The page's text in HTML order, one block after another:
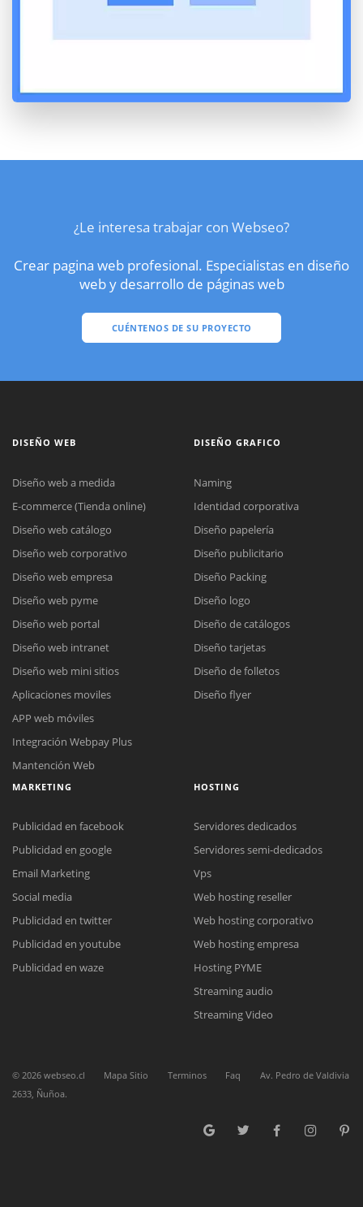
¿Le interesa trabajar con Webseo?
Crear pagina web profesional. Especialistas en diseño
web y desarrollo de páginas web
CUÉNTENOS DE SU PROYECTO
Reunión online
Nuestros ejecutivos le enviarán un correo electrónico con el enlace a
Meet para la reunión online.
Cotización
Complete el formulario y nos contactaremos a la brevedad.
Chat Online
para enviarnos un correo electrónico con sus datos personales.
DISEÑO WEB
Diseño web a medida
E-commerce (Tienda online)
Diseño web catálogo
Diseño web corporativo
Diseño web empresa
Diseño web pyme
Diseño web portal
Diseño web intranet
Diseño web mini sitios
Aplicaciones moviles
APP web móviles
Integración Webpay Plus
Mantención Web
DISEÑO GRAFICO
Naming
Identidad corporativa
Diseño papelería
Diseño publicitario
Diseño Packing
Diseño logo
Diseño de catálogos
Diseño tarjetas
Diseño de folletos
Diseño flyer
MARKETING
Publicidad en facebook
Publicidad en google
Email Marketing
Social media
Publicidad en twitter
Publicidad en youtube
Publicidad en waze
HOSTING
Servidores dedicados
Servidores semi-dedicados
Vps
Web hosting reseller
Web hosting corporativo
Web hosting empresa
Hosting PYME
Streaming audio
Streaming Video
© 2026 webseo.cl Mapa Sitio Terminos Faq
Av. Pedro de Valdivia
2633, Ñuñoa.